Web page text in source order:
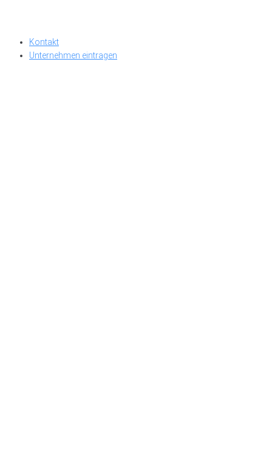
Kontakt
Unternehmen eintragen